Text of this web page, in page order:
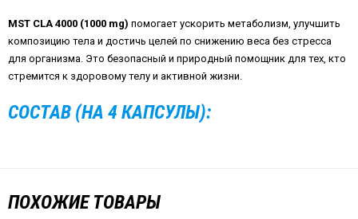
MST CLA 4000 (1000 mg) помогает ускорить метаболизм, улучшить
композицию тела и достичь целей по снижению веса без стресса
для организма. Это безопасный и природный помощник для тех, кто
стремится к здоровому телу и активной жизни.
СОСТАВ (НА 4 КАПСУЛЫ):
ПОХОЖИЕ ТОВАРЫ